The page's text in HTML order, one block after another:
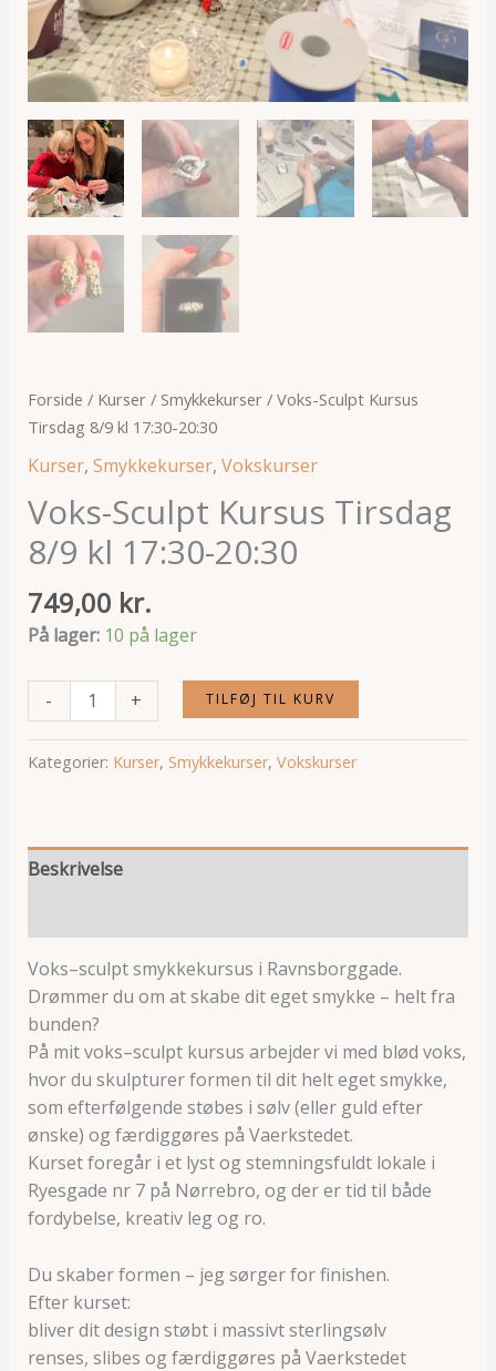
Forside / Kurser/ Smykkekurser/ Voks-Sculpt Kursus
Tirsdag 8/9 kl 17:30-20:30
Kurser, Smykkekurser, Vokskurser
Voks-Sculpt Kursus Tirsdag
8/9 kl 17:30-20:30
749,00 kr.
På lager: 10 på lager
-
Sculpt
Kursus
Tirsdag
17:30-
+ TILFØJ TIL KURV
Kategorier: Kurser, Smykkekurser, Vokskurser
Beskrivelse
Voks–sculpt smykkekursus i Ravnsborggade.
Drømmer du om at skabe dit eget smykke – helt fra
bunden?
På mit voks–sculpt kursus arbejder vi med blød voks,
hvor du skulpturer formen til dit helt eget smykke,
som efterfølgende støbes i sølv (eller guld efter
ønske) og færdiggøres på Vaerkstedet.
Kurset foregår i et lyst og stemningsfuldt lokale i
Ryesgade nr 7 på Nørrebro, og der er tid til både
fordybelse, kreativ leg og ro.
Du skaber formen – jeg sørger for finishen.
Efter kurset:
bliver dit design støbt i massivt sterlingsølv
renses, slibes og færdiggøres på Vaerkstedet